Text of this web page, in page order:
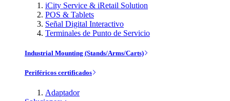
iCity Service & iRetail Solution
POS & Tablets
Señal Digital Interactivo
Terminales de Punto de Servicio
Industrial Mounting (Stands/Arms/Carts)
Periféricos certificados
Adaptador